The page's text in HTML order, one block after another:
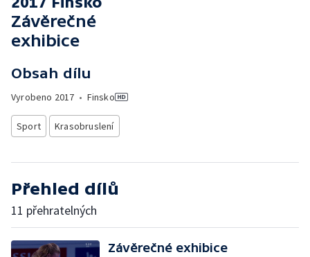
Závěrečné
exhibice
Obsah dílu
Vyrobeno 2017 • Finsko
Sport Krasobruslení
Přehled dílů
11 přehratelných
Závěrečné exhibice